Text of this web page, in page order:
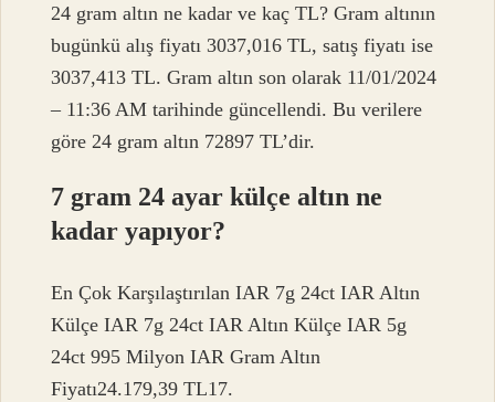
24 gram altın ne kadar ve kaç TL? Gram altının
bugünkü alış fiyatı 3037,016 TL, satış fiyatı ise
3037,413 TL. Gram altın son olarak 11/01/2024
– 11:36 AM tarihinde güncellendi. Bu verilere
göre 24 gram altın 72897 TL’dir.
7 gram 24 ayar külçe altın ne
kadar yapıyor?
En Çok Karşılaştırılan IAR 7g 24ct IAR Altın
Külçe IAR 7g 24ct IAR Altın Külçe IAR 5g
24ct 995 Milyon IAR Gram Altın
Fiyatı24.179,39 TL17.